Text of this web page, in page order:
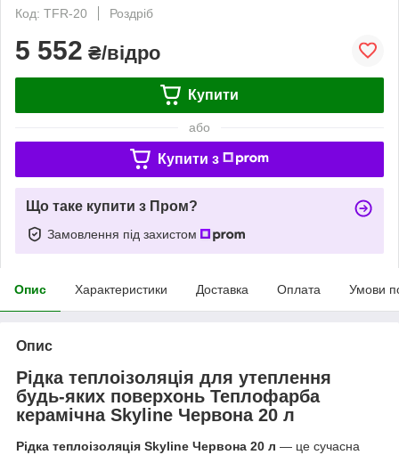
Код: TFR-20
Роздріб
5 552 ₴/відро
Купити
або
Купити з
Що таке купити з Пром?
Замовлення під захистом
Опис Характеристики Доставка Оплата Умови
Опис
Рідка теплоізоляція для утеплення
будь-яких поверхонь Теплофарба
керамічна Skyline Червона 20 л
Рідка теплоізоляція Skyline Червона 20 л — це сучасна